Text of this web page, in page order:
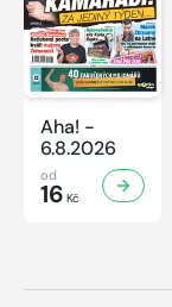
Aha! -
6.8.2026
od
16 Kč